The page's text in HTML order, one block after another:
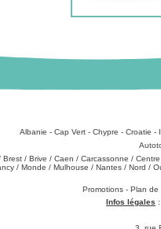
Albanie - Cap Vert- Chypre - Croatie -
Brest / Brive / Caen / Carcassonne / Centre
/ Monde / Mulhouse / Nantes / Nord /
Promotions - Plan
Infos légales